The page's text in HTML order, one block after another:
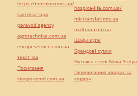
https://motokosmos.ua/
Синтезатори
perevod.agency
agrotechnika.com.ua
europeservice.com.ua
текст юа
Посилання
kievperevod.com.ua
hospice-life.com.ua/
mk-translations.ua
maltina.com.ua
Шафи купе
Брендові сумки
Натяжні стелі Nova Stelya
Перевезення хворих за
кордон